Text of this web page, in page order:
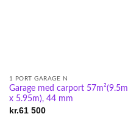
1 PORT GARAGE N
Garage med carport 57m²(9.5m
x 5.95m), 44 mm
kr.61 500